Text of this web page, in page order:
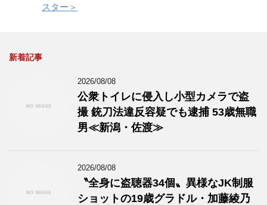
スター＞
新着記事
2026/08/08
公衆トイレに侵入し小型カメラで盗
撮 銃刀法違反容疑でも逮捕 53歳無職
男≪新潟・佐渡≫
2026/08/08
〝全身に盗聴器34個〟異様なJK制服
ショットの19歳グラドル・加藤綾乃